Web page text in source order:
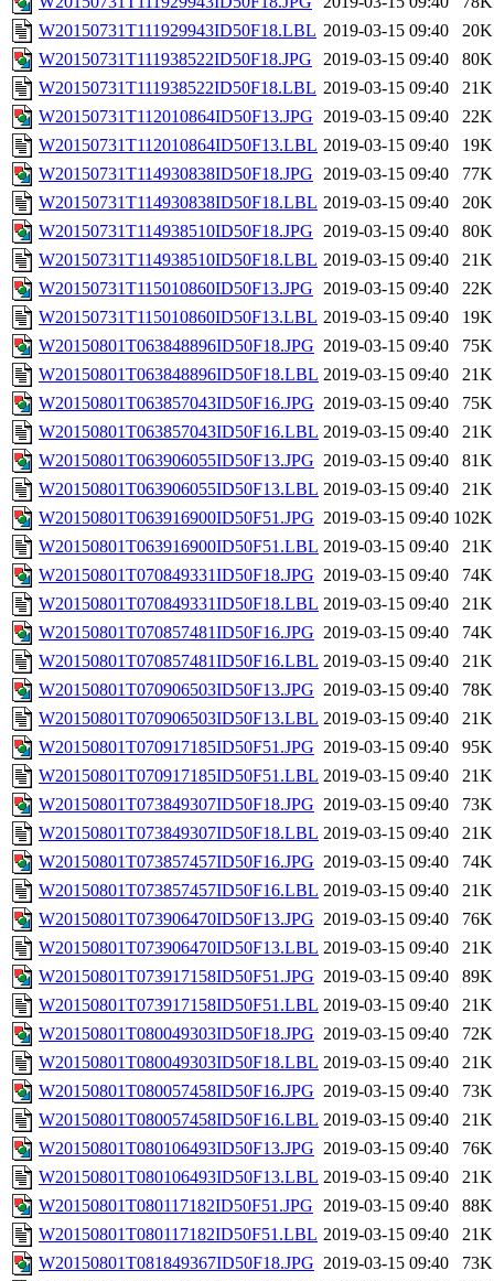
W20150731T111929943ID50F18.LBL 2019-03-15 09:40
20K
W20150731T111938522ID50F18.JPG
2019-03-15 09:40
80K
W20150731T111938522ID50F18.LBL 2019-03-15 09:40
21K
W20150731T112010864ID50F13.JPG 2019-03-15 09:40
22K
W20150731T112010864ID50F13.LBL 2019-03-15 09:40
19K
W20150731T114930838ID50F18.JPG 2019-03-15 09:40
77K
W20150731T114930838ID50F18.LBL 2019-03-15 09:40
20K
W20150731T114938510ID50F18.JPG 2019-03-15 09:40
80K
W20150731T114938510ID50F18.LBL 2019-03-15 09:40
21K
W20150731T115010860ID50F13.JPG 2019-03-15 09:40
22K
W20150731T115010860ID50F13.LBL 2019-03-15 09:40
19K
W20150801T063848896ID50F18.JPG 2019-03-15 09:40
75K
W20150801T063848896ID50F18.LBL 2019-03-15 09:40
21K
W20150801T063857043ID50F16.JPG 2019-03-15 09:40
75K
W20150801T063857043ID50F16.LBL 2019-03-15 09:40
21K
W20150801T063906055ID50F13.JPG 2019-03-15 09:40
81K
W20150801T063906055ID50F13.LBL 2019-03-15 09:40
21K
W20150801T063916900ID50F51.JPG 2019-03-15 09:40 102K
W20150801T063916900ID50F51.LBL 2019-03-15 09:40
21K
W20150801T070849331ID50F18.JPG 2019-03-15 09:40
74K
W20150801T070849331ID50F18.LBL 2019-03-15 09:40
21K
W20150801T070857481ID50F16.JPG 2019-03-15 09:40
74K
W20150801T070857481ID50F16.LBL 2019-03-15 09:40
21K
W20150801T070906503ID50F13.JPG 2019-03-15 09:40
78K
W20150801T070906503ID50F13.LBL 2019-03-15 09:40
21K
W20150801T070917185ID50F51.JPG 2019-03-15 09:40
95K
W20150801T070917185ID50F51.LBL 2019-03-15 09:40
21K
W20150801T073849307ID50F18.JPG 2019-03-15 09:40
73K
W20150801T073849307ID50F18.LBL 2019-03-15 09:40
21K
W20150801T073857457ID50F16.JPG 2019-03-15 09:40
74K
W20150801T073857457ID50F16.LBL 2019-03-15 09:40
21K
W20150801T073906470ID50F13.JPG 2019-03-15 09:40
76K
W20150801T073906470ID50F13.LBL 2019-03-15 09:40
21K
W20150801T073917158ID50F51.JPG 2019-03-15 09:40
89K
W20150801T073917158ID50F51.LBL 2019-03-15 09:40
21K
W20150801T080049303ID50F18.JPG 2019-03-15 09:40
72K
W20150801T080049303ID50F18.LBL 2019-03-15 09:40
21K
W20150801T080057458ID50F16.JPG 2019-03-15 09:40
73K
W20150801T080057458ID50F16.LBL 2019-03-15 09:40
21K
W20150801T080106493ID50F13.JPG 2019-03-15 09:40
76K
W20150801T080106493ID50F13.LBL 2019-03-15 09:40
21K
W20150801T080117182ID50F51.JPG 2019-03-15 09:40
88K
W20150801T080117182ID50F51.LBL 2019-03-15 09:40
21K
W20150801T081849367ID50F18.JPG 2019-03-15 09:40
73K